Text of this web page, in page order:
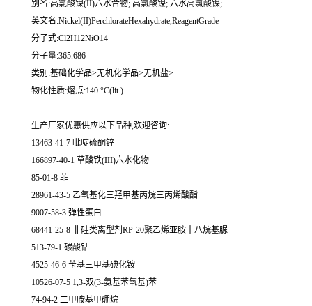
别名:高氯酸镍(II)六水合物; 高氯酸镍; 六水高氯酸镍;
英文名:Nickel(II)PerchlorateHexahydrate,ReagentGrade
分子式:Cl2H12NiO14
分子量:365.686
类别:基础化学品>无机化学品>无机盐>
物化性质:熔点:140 °C(lit.)
生产厂家优惠供应以下品种,欢迎咨询:
13463-41-7 吡啶硫酮锌
166897-40-1 草酸铁(III)六水化物
85-01-8 菲
28961-43-5 乙氧基化三羟甲基丙烷三丙烯酸酯
9007-58-3 弹性蛋白
68441-25-8 非硅类离型剂RP-20聚乙烯亚胺十八烷基脲
513-79-1 碳酸钴
4525-46-6 苄基三甲基碘化铵
10526-07-5 1,3-双(3-氨基苯氧基)苯
74-94-2 二甲胺基甲硼烷